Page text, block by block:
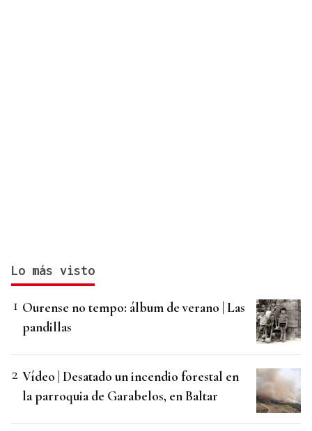
Lo más visto
Ourense no tempo: álbum de verano | Las
pandillas
Vídeo | Desatado un incendio forestal en
la parroquia de Garabelos, en Baltar